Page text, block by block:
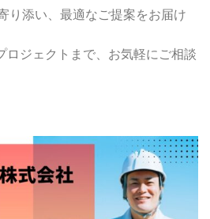
り添い、最適なご提案をお届け
ロジェクトまで、お気軽にご相談